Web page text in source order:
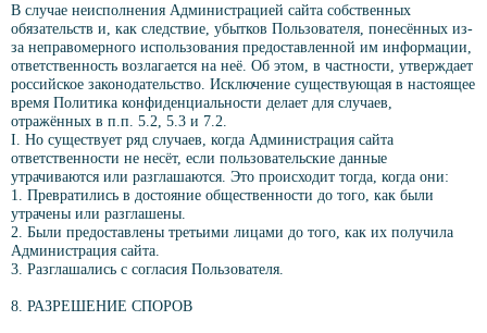
В случае неисполнения Администрацией сайта собственных
обязательств и, как следствие, убытков Пользователя, понесённых из-
за неправомерного использования предоставленной им информации,
ответственность возлагается на неё. Об этом, в частности, утверждает
российское законодательство. Исключение существующая в настоящее
время Политика конфиденциальности делает для случаев,
отражённых в п.п. 5.2, 5.3 и 7.2.
I. Но существует ряд случаев, когда Администрация сайта
ответственности не несёт, если пользовательские данные
утрачиваются или разглашаются. Это происходит тогда, когда они:
1. Превратились в достояние общественности до того, как были
утрачены или разглашены.
2. Были предоставлены третьими лицами до того, как их получила
Администрация сайта.
3. Разглашались с согласия Пользователя.
8. РАЗРЕШЕНИЕ СПОРОВ